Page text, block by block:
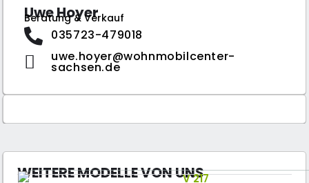
Uwe Hoyer
Beratung & Verkauf
035723-479018
uwe.hoyer@wohnmobilcenter-
sachsen.de
WEITERE MODELLE VON UNS